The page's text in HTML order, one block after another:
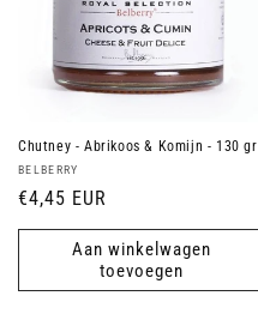
Chutney - Abrikoos & Komijn - 130 gr
Verkoper:
BELBERRY
Normale
prijs
€4,45 EUR
Aan winkelwagen
toevoegen